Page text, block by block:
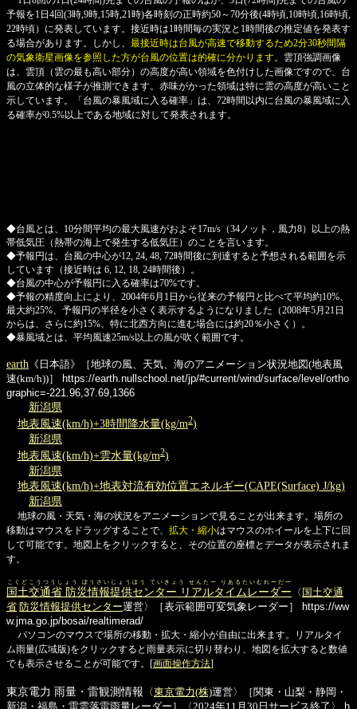
予報を1日4回(3時,9時,15時,21時)各時刻の正時約50～70分後(4時頃,10時頃,16時頃,
22時頃）に発表しています。接近時は1時間毎の実況と1時間後の推定値を発表す
る場合があります。しかし、 最接近時は台風が高速で移動するため2分30秒間隔
の気象衛星画像を参照した方が台風の位置は的確に分かります。 雲頂強調画像
は、雲頂（雲の最も高い部分）の高度が高い領域を色付けした画像ですので、台
風の立体的な様子が推測できます。赤味がかった領域は特に雲の高度が高いこと
示しています。「台風の暴風域に入る確率」は、72時間以内に台風の暴風域に入
る確率が0.5%以上である地域に対して発表されます。
◆台風とは、10分間平均の最大風速がおよそ17m/s（34ノット，風力8）以上の熱
帯低気圧（熱帯の海上で発生する低気圧）のことを言います。
◆予報円は、台風の中心が12, 24, 48, 72時間後に到達すると予想される範囲を示
しています（接近時は 6, 12, 18, 24時間後）。
◆台風の中心が予報円に入る確率は70%です。
◆予報の精度向上により、2004年6月1日から従来の予報円と比べて平均約10%、
最大約25%、予報円の半径を小さく表示するようになりました（2008年5月21日
からは、さらに約15%、特に北西方向に進む場合には約20％小さく）。
◆暴風域とは、平均風速25m/s以上の風が吹く範囲です。
earth 《日本語》［地球の風、天気、海のアニメーション状況地図(地表風
速(km/h))］
https://earth.nullschool.net/jp/#current/wind/surface/level/ortho
graphic=-221.96,37.69,1366
新潟県
地表風速(km/h)+3時間降水量(kg/m2)
新潟県
地表風速(km/h)+雲水量(kg/m2)
新潟県
地表風速(km/h)+地表対流有効位置エネルギー(CAPE(Surface) J/kg)
新潟県
地球の風・天気・海の状況をアニメーションで見ることが出来ます。場所の
移動はマウスをドラッグすることで、 拡大・縮小はマウスのホイールを上下に回
して可能です。地図上をクリックすると、その位置の座標とデータが表示されま
す。
国土交通省 防災情報提供センター リアルタイムレーダー
こくどこうつうしょう ぼうさいじょうほう ていきょう せんたー りあるたいむれーだー
〈 国土交通
省 防災情報提供センター運営〉［表示範囲可変気象レーダー］
https://ww
w.jma.go.jp/bosai/realtimerad/
パソコンのマウスで場所の移動・拡大・縮小が自由に出来ます。リアルタイ
ム雨量(広域版)をクリックすると雨量表示に切り替わり、地図を拡大すると数値
でも表示させることが可能です。[画面操作方法]
東京電力 雨量・雷観測情報 〈東京電力(株)運営〉［関東・山梨・静岡・
新潟・福島・雷雲落雷雨量レーダー］〈2024年11月30日サービス終了〉
h